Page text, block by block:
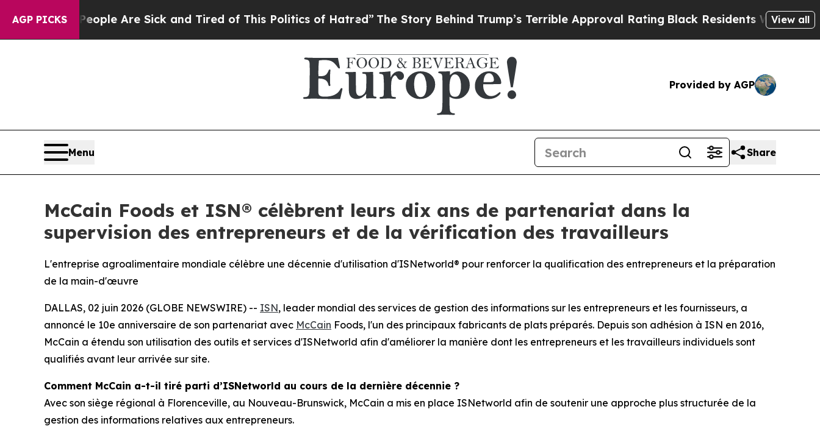
AGP PICKS
“People Are Sick and Tired of This Politics of Hatred”The Story Behind Trump’s Terrible Approval Rating Black Residents Warned ofView all
Provided by AGP
Menu Share
McCain Foods et ISN® célèbrent leurs dix ans de partenariat dans la
supervision des entrepreneurs et de la vérification des travailleurs
L'entreprise agroalimentaire mondiale célèbre une décennie d'utilisation d'ISNetworld® pour renforcer la qualification des entrepreneurs et la préparation
de la main-d'œuvre
DALLAS, 02 juin 2026 (GLOBE NEWSWIRE) -- ISN, leader mondial des services de gestion des informations sur les entrepreneurs et les fournisseurs, a
annoncé le 10e anniversaire de son partenariat avec McCain Foods, l'un des principaux fabricants de plats préparés. Depuis son adhésion à ISN en 2016,
McCain a étendu son utilisation des outils et services d'ISNetworld afin d'améliorer la manière dont les entrepreneurs et les travailleurs individuels sont
qualifiés avant leur arrivée sur site.
Comment McCain a-t-il tiré parti d’ISNetworld au cours de la dernière décennie ?
Avec son siège régional à Florenceville, au Nouveau-Brunswick, McCain a mis en place ISNetworld afin de soutenir une approche plus structurée de la
gestion des informations relatives aux entrepreneurs.